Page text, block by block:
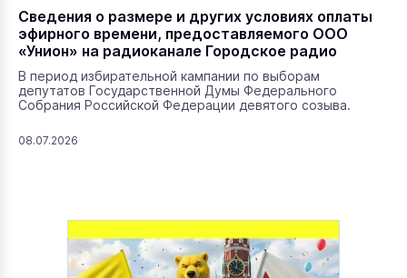
Сведения о размере и других условиях оплаты
эфирного времени, предоставляемого ООО
«Унион» на радиоканале Городское радио
В период избирательной кампании по выборам
депутатов Государственной Думы Федерального
Собрания Российской Федерации девятого созыва.
08.07.2026